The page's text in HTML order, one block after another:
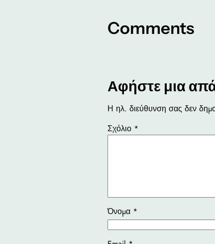
Comments
Αφήστε μια
Η ηλ. διεύθυνση σας δεν
Σχόλιο *
Όνομα *